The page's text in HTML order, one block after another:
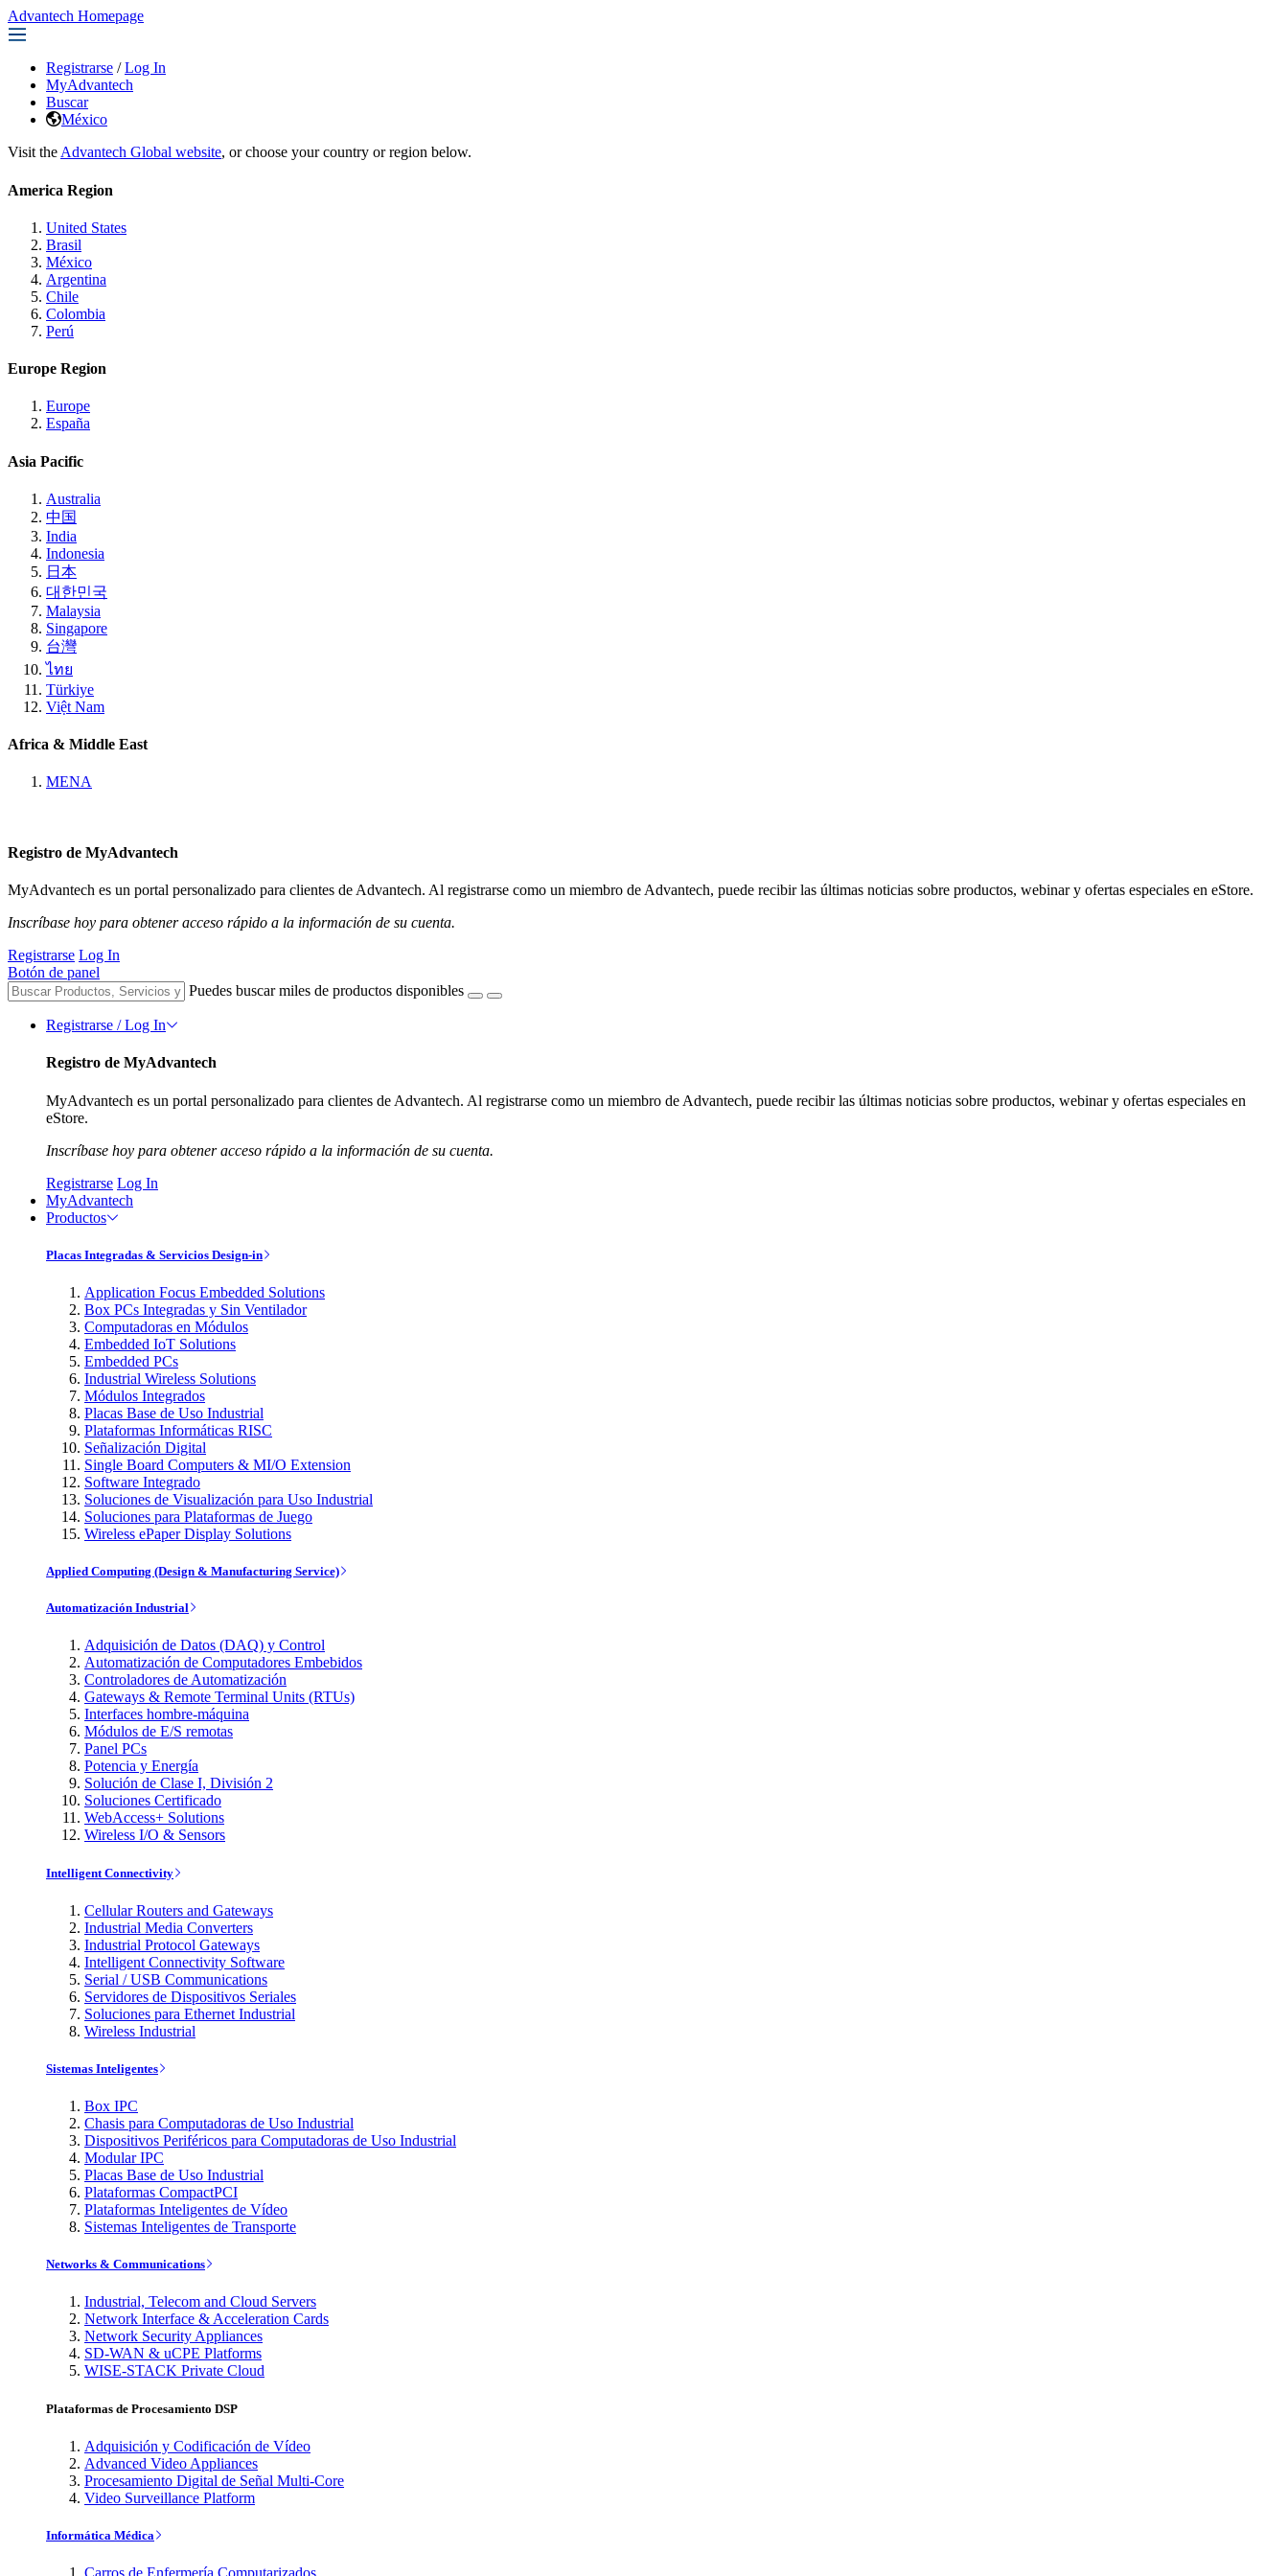
Advantech Homepage
Registrarse / Log In
MyAdvantech
Buscar
México
Visit the Advantech Global website, or choose your country or region below.
America Region
United States
Brasil
México
Argentina
Chile
Colombia
Perú
Europe Region
Europe
España
Asia Pacific
Australia
中国
India
Indonesia
日本
대한민국
Malaysia
Singapore
台灣
ไทย
Türkiye
Việt Nam
Africa & Middle East
MENA
Registro de MyAdvantech
MyAdvantech es un portal personalizado para clientes de Advantech. Al registrarse como un miembro de Advantech, puede recibir las últimas noticias sobre productos, webinar y ofertas especiales en eStore.
Inscríbase hoy para obtener acceso rápido a la información de su cuenta.
Registrarse Log In
Botón de panel
Puedes buscar miles de productos disponibles
Registrarse / Log In
Registro de MyAdvantech
MyAdvantech es un portal personalizado para clientes de Advantech. Al registrarse como un miembro de Advantech, puede recibir las últimas noticias sobre productos, webinar y ofertas especiales en
eStore.
Inscríbase hoy para obtener acceso rápido a la información de su cuenta.
Registrarse Log In
MyAdvantech
Productos
Placas Integradas & Servicios Design-in
Application Focus Embedded Solutions
Box PCs Integradas y Sin Ventilador
Computadoras en Módulos
Embedded IoT Solutions
Embedded PCs
Industrial Wireless Solutions
Módulos Integrados
Placas Base de Uso Industrial
Plataformas Informáticas RISC
Señalización Digital
Single Board Computers & MI/O Extension
Software Integrado
Soluciones de Visualización para Uso Industrial
Soluciones para Plataformas de Juego
Wireless ePaper Display Solutions
Applied Computing (Design & Manufacturing Service)
Automatización Industrial
Adquisición de Datos (DAQ) y Control
Automatización de Computadores Embebidos
Controladores de Automatización
Gateways & Remote Terminal Units (RTUs)
Interfaces hombre-máquina
Módulos de E/S remotas
Panel PCs
Potencia y Energía
Solución de Clase I, División 2
Soluciones Certificado
WebAccess+ Solutions
Wireless I/O & Sensors
Intelligent Connectivity
Cellular Routers and Gateways
Industrial Media Converters
Industrial Protocol Gateways
Intelligent Connectivity Software
Serial / USB Communications
Servidores de Dispositivos Seriales
Soluciones para Ethernet Industrial
Wireless Industrial
Sistemas Inteligentes
Box IPC
Chasis para Computadoras de Uso Industrial
Dispositivos Periféricos para Computadoras de Uso Industrial
Modular IPC
Placas Base de Uso Industrial
Plataformas CompactPCI
Plataformas Inteligentes de Vídeo
Sistemas Inteligentes de Transporte
Networks & Communications
Industrial, Telecom and Cloud Servers
Network Interface & Acceleration Cards
Network Security Appliances
SD-WAN & uCPE Platforms
WISE-STACK Private Cloud
Plataformas de Procesamiento DSP
Adquisición y Codificación de Vídeo
Advanced Video Appliances
Procesamiento Digital de Señal Multi-Core
Video Surveillance Platform
Informática Médica
Carros de Enfermería Computarizados